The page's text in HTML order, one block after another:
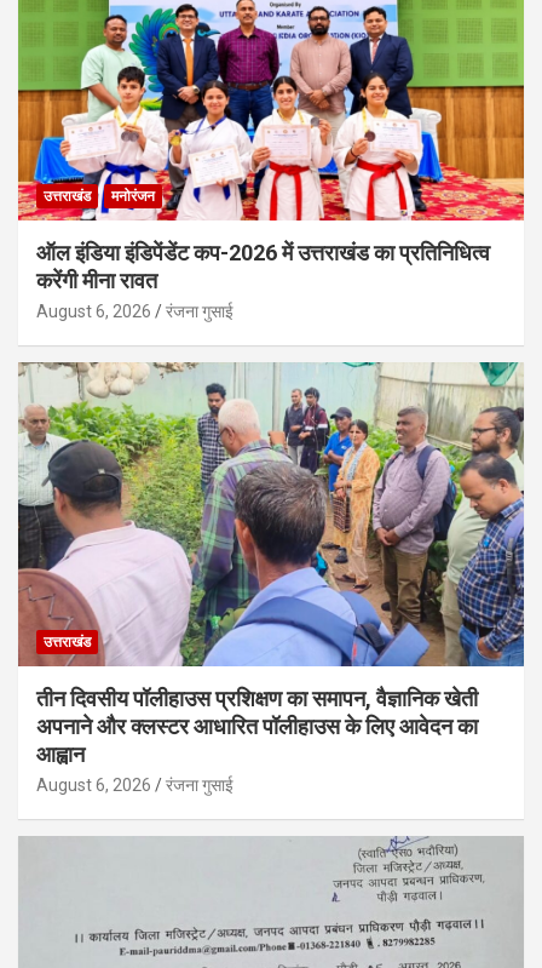
उत्तराखंड मनोरंजन
ऑल इंडिया इंडिपेंडेंट कप-2026 में उत्तराखंड का प्रतिनिधित्व
करेंगी मीना रावत
August 6, 2026 रंजना गुसाई
उत्तराखंड
तीन दिवसीय पॉलीहाउस प्रशिक्षण का समापन, वैज्ञानिक खेती
अपनाने और क्लस्टर आधारित पॉलीहाउस के लिए आवेदन का
आह्वान
August 6, 2026 रंजना गुसाई